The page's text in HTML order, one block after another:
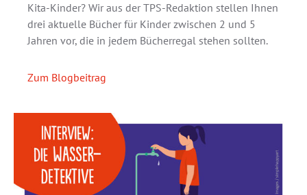
Kita-Kinder? Wir aus der TPS-Redaktion stellen Ihnen
drei aktuelle Bücher für Kinder zwischen 2 und 5
Jahren vor, die in jedem Bücherregal stehen sollten.
Zum Blogbeitrag